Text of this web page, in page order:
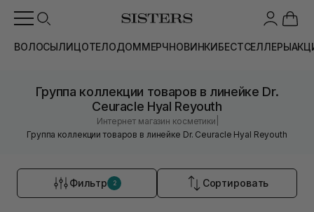
ВОЛОСЫЛИЦОТЕЛОДОММЕРЧНОВИНКИБЕСТСЕЛЛЕРЫ
Группа коллекции товаров в линейке Dr.
Ceuracle Hyal Reyouth
Интернет магазин косметики
Группа коллекции товаров в линейке Dr. Ceuracle Hyal Reyouth
Фильтр 2 Сортировать